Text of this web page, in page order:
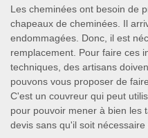
Les cheminées ont besoin de
chapeaux de cheminées. Il
endommagées. Donc, il est
remplacement. Pour faire ces
techniques, des artisans
pouvons vous proposer de
C'est un couvreur qui peut
pour pouvoir mener à bien les
devis sans qu'il soit